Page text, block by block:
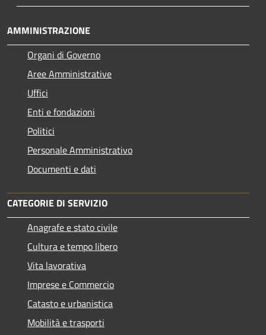
AMMINISTRAZIONE
Organi di Governo
Aree Amministrative
Uffici
Enti e fondazioni
Politici
Personale Amministrativo
Documenti e dati
CATEGORIE DI SERVIZIO
Anagrafe e stato civile
Cultura e tempo libero
Vita lavorativa
Imprese e Commercio
Catasto e urbanistica
Mobilità e trasporti